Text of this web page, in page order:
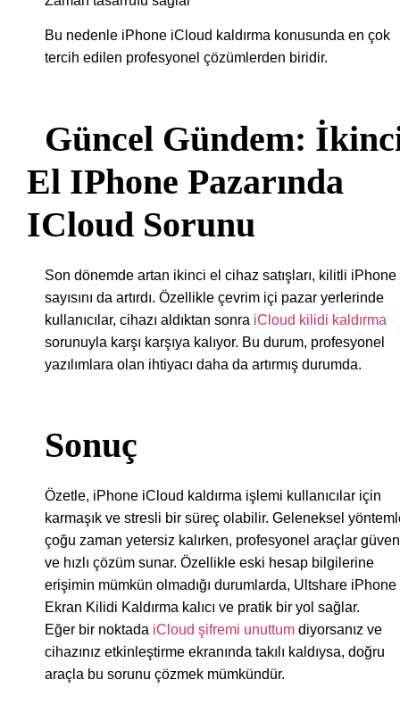
Bu nedenle iPhone iCloud kaldırma konusunda en çok
tercih edilen profesyonel çözümlerden biridir.
Güncel Gündem:
El IPhone Pazarında
ICloud Sorunu
Son dönemde artan ikinci el cihaz satışları, kilitli iPhone
sayısını da artırdı. Özellikle çevrim içi pazar yerlerinde
kullanıcılar, cihazı aldıktan sonra iCloud kilidi kaldırma
sorunuyla karşı karşıya kalıyor. Bu durum, profesyonel
yazılımlara olan ihtiyacı daha da artırmış durumda.
Sonuç
Özetle, iPhone iCloud kaldırma işlemi kullanıcılar için
karmaşık ve stresli bir süreç olabilir. Geleneksel
çoğu zaman yetersiz kalırken, profesyonel araçlar
ve hızlı çözüm sunar. Özellikle eski hesap bilgilerine
erişimin mümkün olmadığı durumlarda, Ultshare iPhone
Ekran Kilidi Kaldırma kalıcı ve pratik bir yol sağlar.
Eğer bir noktada iCloud şifremi unuttum diyorsanız ve
cihazınız etkinleştirme ekranında takılı kaldıysa, doğru
araçla bu sorunu çözmek mümkündür.